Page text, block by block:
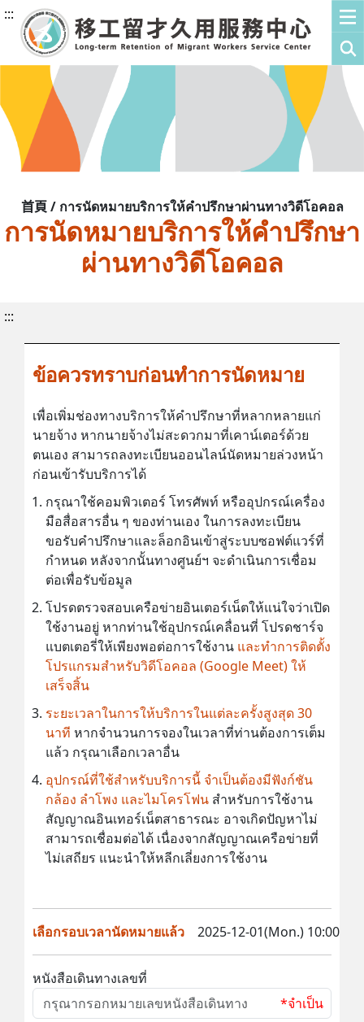
:::
首頁 / การนัดหมายบริการให้คำปรึกษาผ่านทางวิดีโอคอล
การนัดหมายบริการให้คำปรึกษา
ผ่านทางวิดีโอคอล
:::
ข้อควรทราบก่อนทำการนัดหมาย
เพื่อเพิ่มช่องทางบริการให้คำปรึกษาที่หลากหลายแก่
นายจ้าง หากนายจ้างไม่สะดวกมาที่เคาน์เตอร์ด้วย
ตนเอง สามารถลงทะเบียนออนไลน์นัดหมายล่วงหน้า
ก่อนเข้ารับบริการได้
กรุณาใช้คอมพิวเตอร์ โทรศัพท์ หรืออุปกรณ์เครื่อง
มือสื่อสารอื่น ๆ ของท่านเอง ในการลงทะเบียน
ขอรับคำปรึกษาและล็อกอินเข้าสู่ระบบซอฟต์แวร์ที่
กำหนด หลังจากนั้นทางศูนย์ฯ จะดำเนินการเชื่อม
ต่อเพื่อรับข้อมูล
โปรดตรวจสอบเครือข่ายอินเตอร์เน็ตให้แน่ใจว่าเปิด
ใช้งานอยู่ หากท่านใช้อุปกรณ์เคลื่อนที่ โปรดชาร์จ
แบตเตอรี่ให้เพียงพอต่อการใช้งาน และทำการติดตั้ง
โปรแกรมสำหรับวิดีโอคอล (Google Meet) ให้
เสร็จสิ้น
ระยะเวลาในการให้บริการในแต่ละครั้งสูงสุด 30
นาที หากจำนวนการจองในเวลาที่ท่านต้องการเต็ม
แล้ว กรุณาเลือกเวลาอื่น
อุปกรณ์ที่ใช้สำหรับบริการนี้ จำเป็นต้องมีฟังก์ชัน
กล้อง ลำโพง และไมโครโฟน สำหรับการใช้งาน
สัญญาณอินเทอร์เน็ตสาธารณะ อาจเกิดปัญหาไม่
สามารถเชื่อมต่อได้ เนื่องจากสัญญาณเครือข่ายที่
ไม่เสถียร แนะนำให้หลีกเลี่ยงการใช้งาน
เลือกรอบเวลานัดหมายแล้ว 2025-12-01(Mon.) 10:00
หนังสือเดินทางเลขที่
*จำเป็น